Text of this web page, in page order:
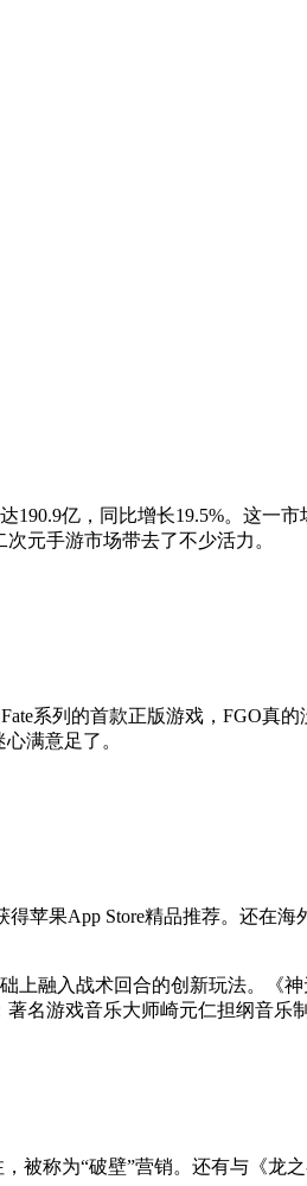
190.9亿，同比增长19.5%。这一
元手游市场带去了不少活力。
系列的首款正版游戏，FGO真
满意足了。
苹果App Store精品推荐。还在海
上融入战术回合的创新玩法。《
名游戏音乐大师崎元仁担纲音乐
被称为“破壁”营销。还有与《龙